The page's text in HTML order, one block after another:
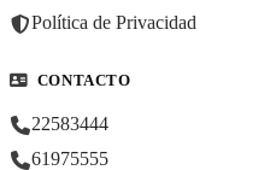
Política de Privacidad
CONTACTO
22583444
61975555